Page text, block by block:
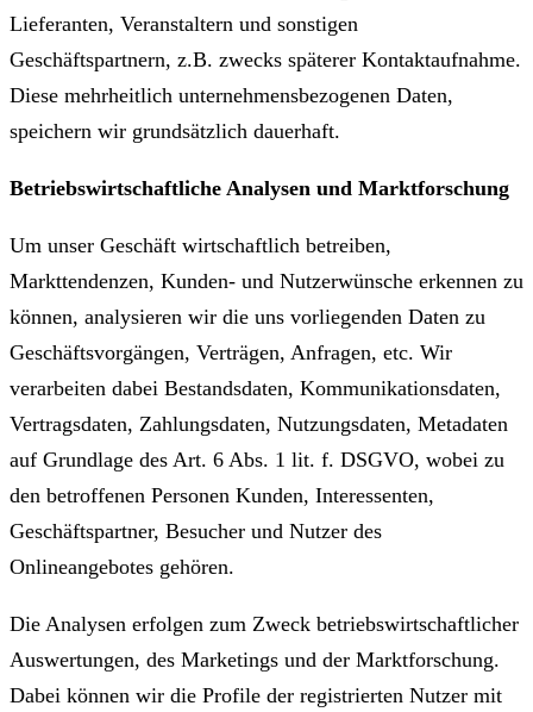
Lieferanten, Veranstaltern und sonstigen
Geschäftspartnern, z.B. zwecks späterer Kontaktaufnahme.
Diese mehrheitlich unternehmensbezogenen Daten,
speichern wir grundsätzlich dauerhaft.
Betriebswirtschaftliche Analysen und Marktforschung
Um unser Geschäft wirtschaftlich betreiben,
Markttendenzen, Kunden- und Nutzerwünsche erkennen zu
können, analysieren wir die uns vorliegenden Daten zu
Geschäftsvorgängen, Verträgen, Anfragen, etc. Wir
verarbeiten dabei Bestandsdaten, Kommunikationsdaten,
Vertragsdaten, Zahlungsdaten, Nutzungsdaten, Metadaten
auf Grundlage des Art. 6 Abs. 1 lit. f. DSGVO, wobei zu
den betroffenen Personen Kunden, Interessenten,
Geschäftspartner, Besucher und Nutzer des
Onlineangebotes gehören.
Die Analysen erfolgen zum Zweck betriebswirtschaftlicher
Auswertungen, des Marketings und der Marktforschung.
Dabei können wir die Profile der registrierten Nutzer mit